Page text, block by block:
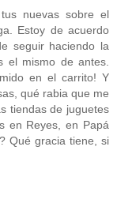
nuevas sobre el
Estoy de acuerdo
seguir haciendo la
el mismo de antes.
en el carrito! Y
qué rabia que me
tiendas de juguetes
en Reyes, en Papá
Qué gracia tiene, si